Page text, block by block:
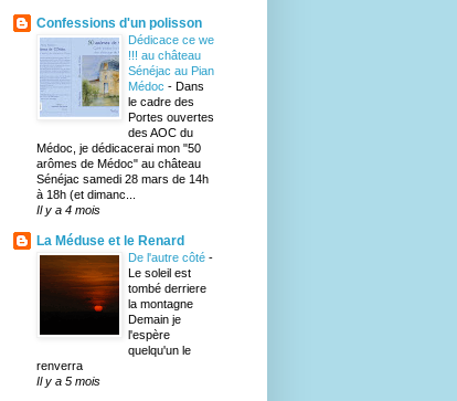
Confessions d'un polisson
Dédicace ce we
!!! au château
Sénéjac au Pian
Médoc - Dans
le cadre des
Portes ouvertes
des AOC du
Médoc, je dédicacerai mon "50
arômes de Médoc" au château
Sénéjac samedi 28 mars de 14h
à 18h (et dimanc...
Il y a 4 mois
La Méduse et le Renard
De l'autre côté -
Le soleil est
tombé derriere
la montagne
Demain je
l'espère
quelqu'un le
renverra
Il y a 5 mois